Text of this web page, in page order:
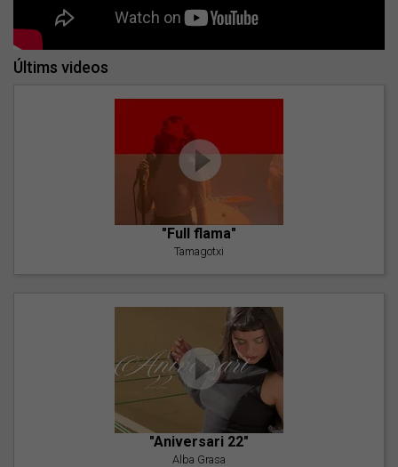
Últims videos
"Full flama"
Tamagotxi
"Aniversari 22"
Alba Grasa